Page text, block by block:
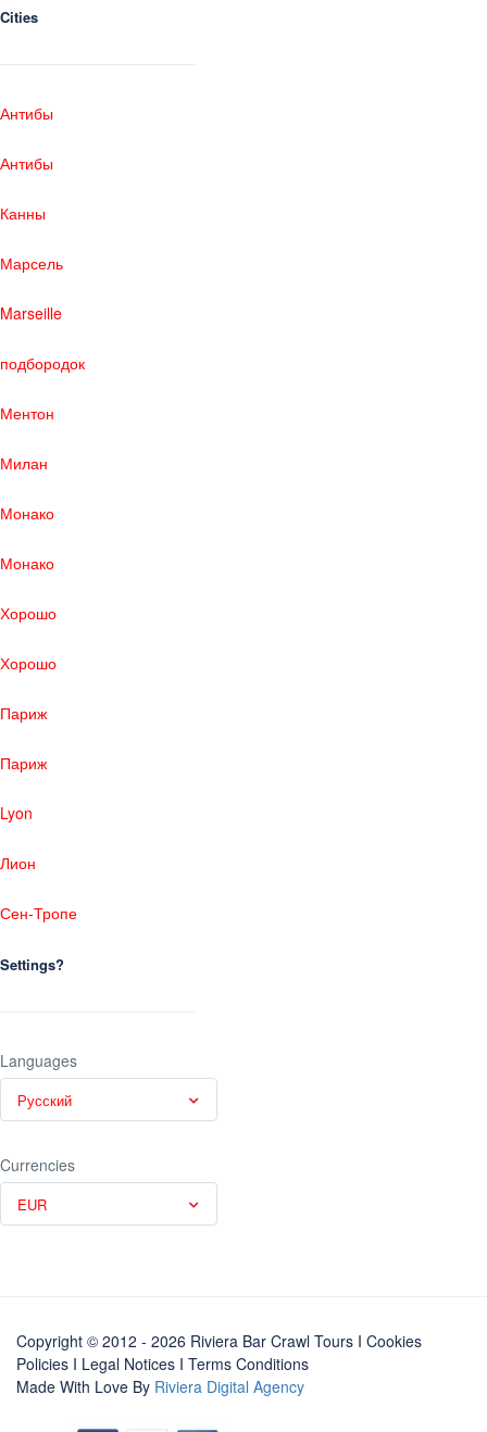
Cities
Антибы
Антибы
Канны
Марсель
Marseille
подбородок
Ментон
Милан
Монако
Монако
Хорошо
Хорошо
Париж
Париж
Lyon
Лион
Сен-Тропе
Settings?
Languages
Русский
Currencies
EUR
Copyright © 2012 - 2026 Riviera Bar Crawl Tours I Cookies
Policies I Legal Notices I Terms Conditions
Made With Love By Riviera Digital Agency